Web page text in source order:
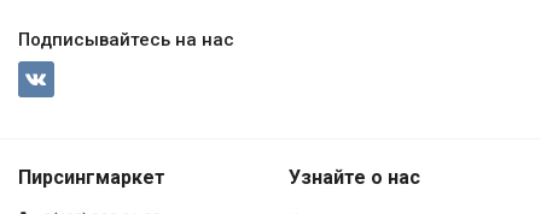
Подписывайтесь на нас
Пирсингмаркет Узнайте о нас